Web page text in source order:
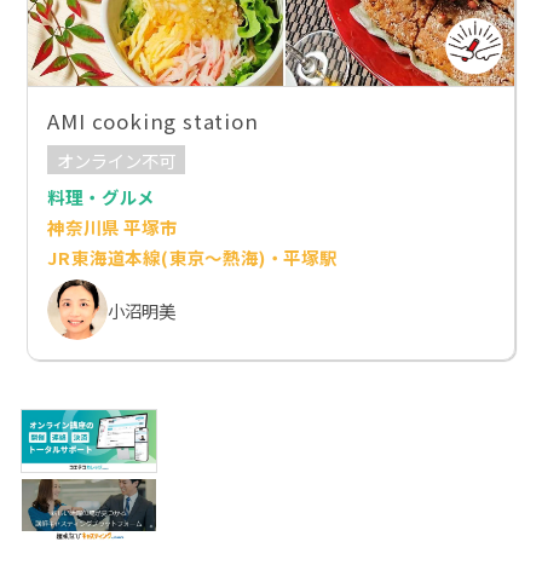
AMI cooking station
オンライン不可
料理・グルメ
神奈川県 平塚市
JR東海道本線(東京～熱海)・平塚駅
小沼明美